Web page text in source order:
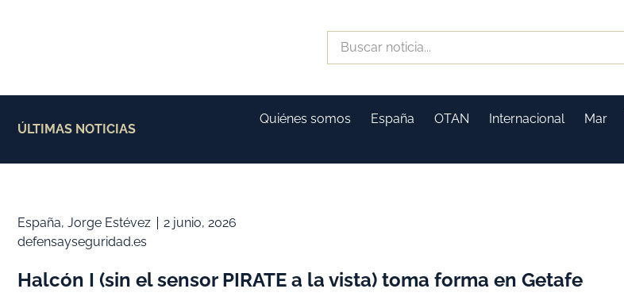
ÚLTIMAS NOTICIAS
Quiénes somos España OTAN Internacional Mar
España, Jorge Estévez
2 junio, 2026
defensayseguridad.es
Halcón I (sin el sensor PIRATE a la vista) toma forma en Getafe